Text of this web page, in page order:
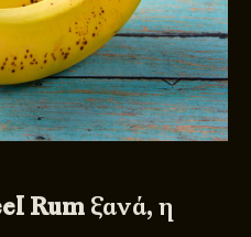
Rum ξανά, η